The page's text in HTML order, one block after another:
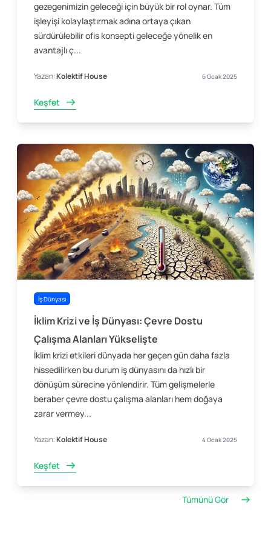
gezegenimizin geleceği için büyük bir rol oynar. Tüm
işleyişi kolaylaştırmak adına ortaya çıkan
sürdürülebilir ofis konsepti geleceğe yönelik en
avantajlı ç...
Yazan:Kolektif House 6 Ocak 2025
Keşfet
İş Dünyası
İklim Krizi ve İş Dünyası: Çevre Dostu
Çalışma Alanları Yükselişte
İklim krizi etkileri dünyada her geçen gün daha fazla
hissedilirken bu durum iş dünyasını da hızlı bir
dönüşüm sürecine yönlendirir. Tüm gelişmelerle
beraber çevre dostu çalışma alanları hem doğaya
zarar vermey...
Yazan:Kolektif House 4 Ocak 2025
Keşfet
Tümünü Gör